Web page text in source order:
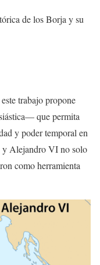
de los Borja y su
trabajo propone
que permita
y poder temporal en
y Alejandro VI no solo
como herramienta